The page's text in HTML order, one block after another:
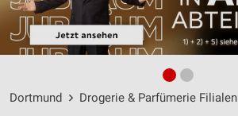
Dortmund Drogerie & Parfümerie Filialen